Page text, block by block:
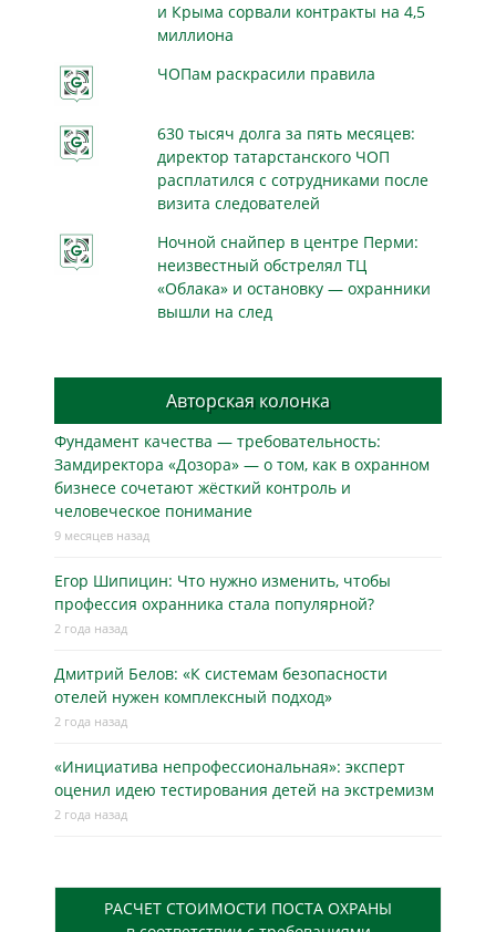
и Крыма сорвали контракты на 4,5
миллиона
ЧОПам раскрасили правила
630 тысяч долга за пять месяцев:
директор татарстанского ЧОП
расплатился с сотрудниками после
визита следователей
Ночной снайпер в центре Перми:
неизвестный обстрелял ТЦ
«Облака» и остановку — охранники
вышли на след
Авторская колонка
Фундамент качества — требовательность:
Замдиректора «Дозора» — о том, как в охранном
бизнесe сочетают жёсткий контроль и
человеческое понимание
9 месяцев назад
Егор Шипицин: Что нужно изменить, чтобы
профессия охранника стала популярной?
2 года назад
Дмитрий Белов: «К системам безопасности
отелей нужен комплексный подход»
2 года назад
«Инициатива непрофессиональная»: эксперт
оценил идею тестирования детей на экстремизм
2 года назад
РАСЧЕТ СТОИМОСТИ ПОСТА ОХРАНЫ